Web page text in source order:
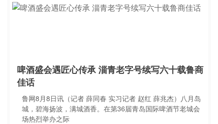
啤酒盛会遇匠心传承 淄青老字号续写六十载鲁商
佳话
鲁网8月8日讯（记者 薛同春 实习记者 赵红 薛兆杰）八月岛
城，碧海扬波，满城酒香。在第36届青岛国际啤酒节老城会
场热烈举办之际